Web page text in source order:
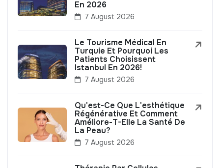
En 2026
7 August 2026
Le Tourisme Médical En
Turquie Et Pourquoi Les
Patients Choisissent
Istanbul En 2026!
7 August 2026
Qu'est-Ce Que L'esthétique
Régénérative Et Comment
Améliore-T-Elle La Santé De
La Peau?
7 August 2026